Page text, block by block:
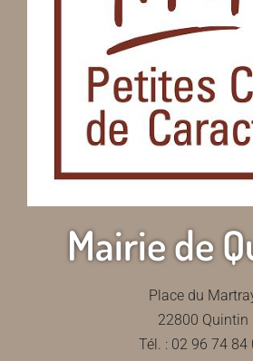
Mairie de
Place du
22800 Quintin
Tél. : 02 96 74 84